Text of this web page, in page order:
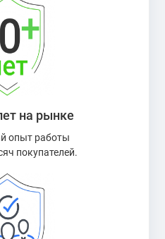
на рынке
опыт работы
покупателей.